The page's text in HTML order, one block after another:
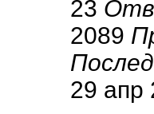
23
2089
29 апр